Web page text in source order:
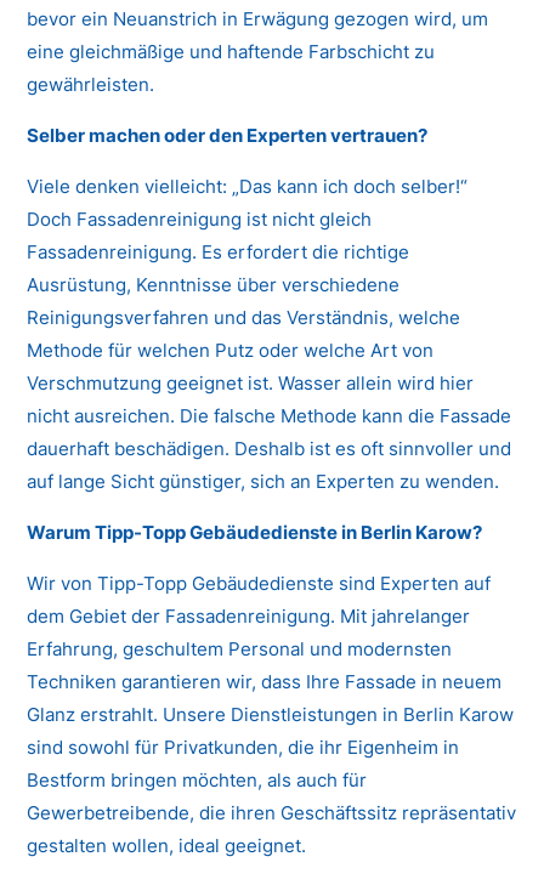
bevor ein Neuanstrich in Erwägung gezogen wird, um
eine gleichmäßige und haftende Farbschicht zu
gewährleisten.
Selber machen oder den Experten vertrauen?
Viele denken vielleicht: „Das kann ich doch selber!“
Doch Fassadenreinigung ist nicht gleich
Fassadenreinigung. Es erfordert die richtige
Ausrüstung, Kenntnisse über verschiedene
Reinigungsverfahren und das Verständnis, welche
Methode für welchen Putz oder welche Art von
Verschmutzung geeignet ist. Wasser allein wird hier
nicht ausreichen. Die falsche Methode kann die Fassade
dauerhaft beschädigen. Deshalb ist es oft sinnvoller und
auf lange Sicht günstiger, sich an Experten zu wenden.
Warum Tipp-Topp Gebäudedienste in Berlin Karow?
Wir von Tipp-Topp Gebäudedienste sind Experten auf
dem Gebiet der Fassadenreinigung. Mit jahrelanger
Erfahrung, geschultem Personal und modernsten
Techniken garantieren wir, dass Ihre Fassade in neuem
Glanz erstrahlt. Unsere Dienstleistungen in Berlin Karow
sind sowohl für Privatkunden, die ihr Eigenheim in
Bestform bringen möchten, als auch für
Gewerbetreibende, die ihren Geschäftssitz repräsentativ
gestalten wollen, ideal geeignet.